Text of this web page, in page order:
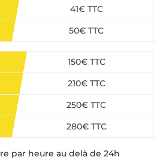
41€ TTC
50€ TTC
150€ TTC
210€ TTC
250€ TTC
280€ TTC
par heure au delà de 24h